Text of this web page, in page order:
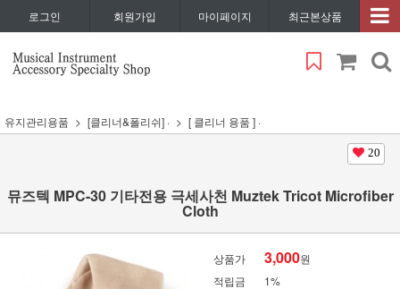
로그인 회원가입 마이페이지 최근본상품
유지관리용품 [클리너&폴리쉬] · [ 클리너 용품 ] ·
20
뮤즈텍 MPC-30 기타전용 극세사천 Muztek Tricot Microfiber
Cloth
상품가 3,000원
적립금
1%